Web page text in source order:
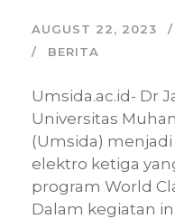
AUGUST 22, 2023
BERITA
Umsida.ac.id- Dr
Universitas
(Umsida)
elektro ketiga
program World
Dalam kegiatan